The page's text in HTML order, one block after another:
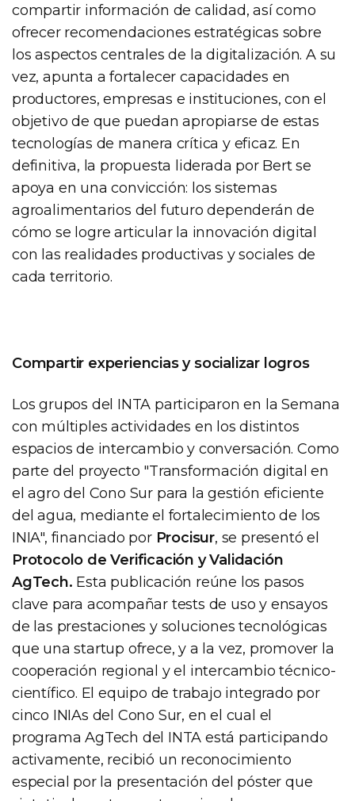
compartir información de calidad, así como
ofrecer recomendaciones estratégicas sobre
los aspectos centrales de la digitalización. A su
vez, apunta a fortalecer capacidades en
productores, empresas e instituciones, con el
objetivo de que puedan apropiarse de estas
tecnologías de manera crítica y eficaz. En
definitiva, la propuesta liderada por Bert se
apoya en una convicción: los sistemas
agroalimentarios del futuro dependerán de
cómo se logre articular la innovación digital
con las realidades productivas y sociales de
cada territorio.
Compartir experiencias y socializar logros
Los grupos del INTA participaron en la Semana
con múltiples actividades en los distintos
espacios de intercambio y conversación. Como
parte del proyecto "Transformación digital en
el agro del Cono Sur para la gestión eficiente
del agua, mediante el fortalecimiento de los
INIA", financiado por Procisur, se presentó el
Protocolo de Verificación y Validación
AgTech. Esta publicación reúne los pasos
clave para acompañar tests de uso y ensayos
de las prestaciones y soluciones tecnológicas
que una startup ofrece, y a la vez, promover la
cooperación regional y el intercambio técnico-
científico. El equipo de trabajo integrado por
cinco INIAs del Cono Sur, en el cual el
programa AgTech del INTA está participando
activamente, recibió un reconocimiento
especial por la presentación del póster que